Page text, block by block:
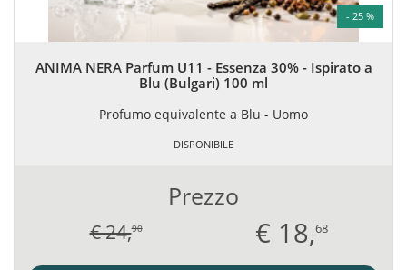
- 25 %
ANIMA NERA Parfum U11 - Essenza 30% - Ispirato a
Blu (Bulgari) 100 ml
Profumo equivalente a Blu - Uomo
DISPONIBILE
Prezzo
€ 24,90 € 18,68